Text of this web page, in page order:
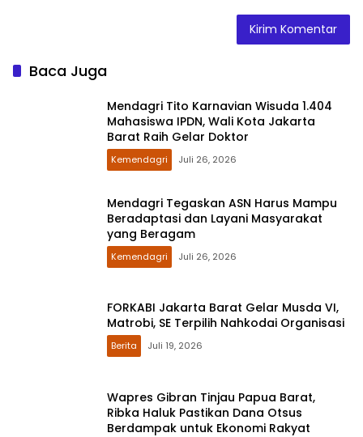
Baca Juga
Mendagri Tito Karnavian Wisuda 1.404
Mahasiswa IPDN, Wali Kota Jakarta
Barat Raih Gelar Doktor
Kemendagri Juli 26, 2026
Mendagri Tegaskan ASN Harus Mampu
Beradaptasi dan Layani Masyarakat
yang Beragam
Kemendagri Juli 26, 2026
FORKABI Jakarta Barat Gelar Musda VI,
Matrobi, SE Terpilih Nahkodai Organisasi
Berita Juli 19, 2026
Wapres Gibran Tinjau Papua Barat,
Ribka Haluk Pastikan Dana Otsus
Berdampak untuk Ekonomi Rakyat